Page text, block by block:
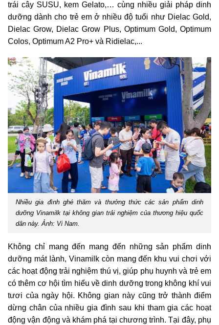
trái cây SUSU, kem Gelato,… cùng nhiều giải pháp dinh
dưỡng dành cho trẻ em ở nhiều độ tuổi như Dielac Gold,
Dielac Grow, Dielac Grow Plus, Optimum Gold, Optimum
Colos, Optimum A2 Pro+ và Ridielac,...
Nhiều gia đình ghé thăm và thưởng thức các sản phẩm dinh
dưỡng Vinamilk tại không gian trải nghiệm của thương hiệu quốc
dân này. Ảnh: Vi Nam.
Không chỉ mang đến mang đến những sản phẩm dinh
dưỡng mát lành, Vinamilk còn mang đến khu vui chơi với
các hoạt động trải nghiệm thú vị, giúp phụ huynh và trẻ em
có thêm cơ hội tìm hiểu về dinh dưỡng trong không khí vui
tươi của ngày hội. Không gian này cũng trở thành điểm
dừng chân của nhiều gia đình sau khi tham gia các hoạt
động vận động và khám phá tại chương trình. Tại đây, phụ